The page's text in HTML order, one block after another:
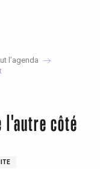
l’agenda
l'autre côté